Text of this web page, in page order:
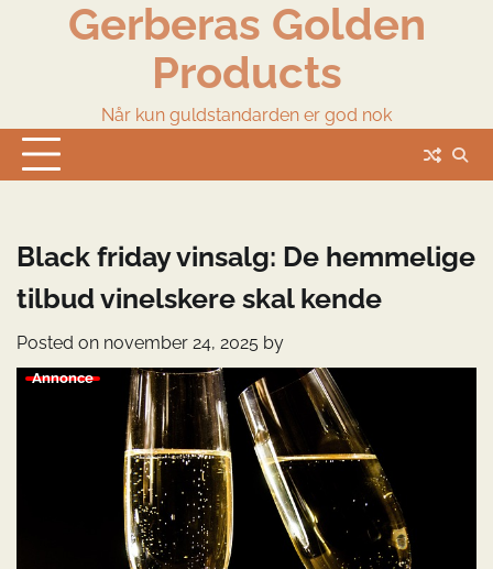
Gerberas Golden
Products
Når kun guldstandarden er god nok
Black friday vinsalg: De hemmelige
tilbud vinelskere skal kende
Posted on november 24, 2025 by
Annonce